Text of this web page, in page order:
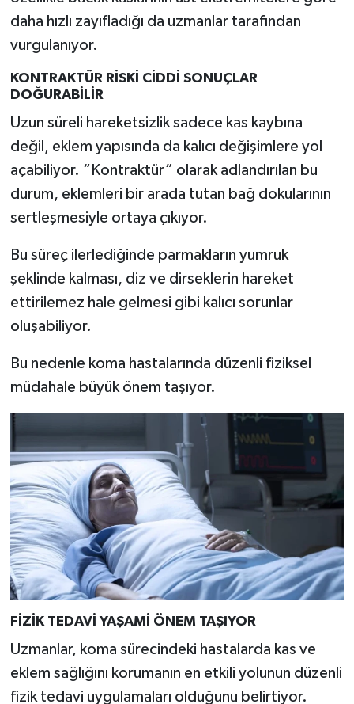
daha hızlı zayıfladığı da uzmanlar tarafından
vurgulanıyor.
KONTRAKTÜR RİSKİ CİDDİ SONUÇLAR
DOĞURABİLİR
Uzun süreli hareketsizlik sadece kas kaybına
değil, eklem yapısında da kalıcı değişimlere yol
açabiliyor. “Kontraktür” olarak adlandırılan bu
durum, eklemleri bir arada tutan bağ dokularının
sertleşmesiyle ortaya çıkıyor.
Bu süreç ilerlediğinde parmakların yumruk
şeklinde kalması, diz ve dirseklerin hareket
ettirilemez hale gelmesi gibi kalıcı sorunlar
oluşabiliyor.
Bu nedenle koma hastalarında düzenli fiziksel
müdahale büyük önem taşıyor.
FİZİK TEDAVİ YAŞAMİ ÖNEM TAŞIYOR
Uzmanlar, koma sürecindeki hastalarda kas ve
eklem sağlığını korumanın en etkili yolunun düzenli
fizik tedavi uygulamaları olduğunu belirtiyor.